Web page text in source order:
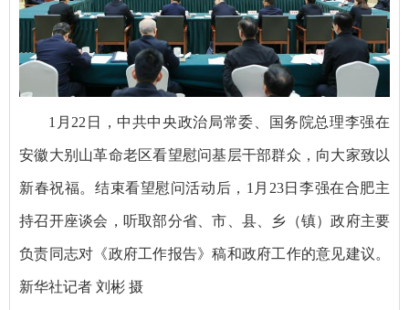
1月22日，中共中央政治局常委、国务院总理李强在
安徽大别山革命老区看望慰问基层干部群众，向大家致以
新春祝福。结束看望慰问活动后，1月23日李强在合肥主
持召开座谈会，听取部分省、市、县、乡（镇）政府主要
负责同志对《政府工作报告》稿和政府工作的意见建议。
新华社记者 刘彬 摄